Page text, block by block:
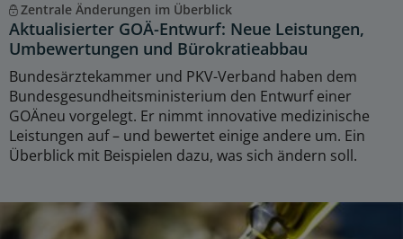
Zentrale Änderungen im Überblick
Aktualisierter GOÄ-Entwurf: Neue Leistungen,
Umbewertungen und Bürokratieabbau
Bundesärztekammer und PKV-Verband haben dem
Bundesgesundheitsministerium den Entwurf einer
GOÄneu vorgelegt. Er nimmt innovative medizinische
Leistungen auf – und bewertet einige andere um. Ein
Überblick mit Beispielen dazu, was sich ändern soll.